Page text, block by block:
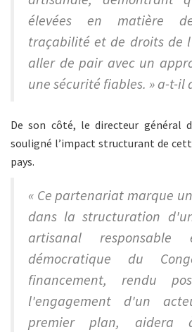
élevées en matière
traçabilité et de droits de
aller de pair avec un
une sécurité fiables. » a-t-il
De son côté, le directeur général
souligné l’impact structurant de
pays.
« Ce partenariat marque
dans la structuration
artisanal responsable
démocratique du
financement, rendu
l'engagement d'un
premier plan, aidera